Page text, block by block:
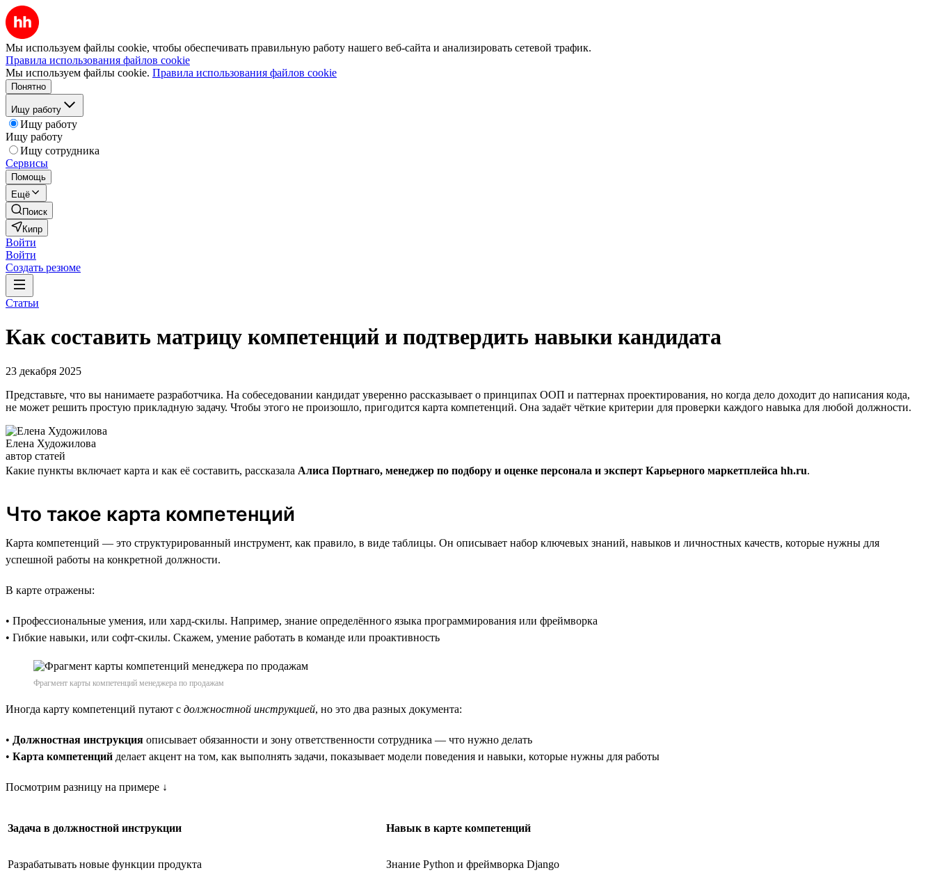
Мы используем файлы cookie, чтобы обеспечивать правильную работу нашего веб-сайта и анализировать сетевой трафик.
Правила использования файлов cookie
Мы используем файлы cookie. Правила использования файлов cookie
Понятно
Ищу работу
Ищу работу
Ищу работу
Ищу сотрудника
Сервисы
Помощь
Ещё
Поиск
Кипр
Войти
Войти
Создать резюме
Статьи
Как составить матрицу компетенций и подтвердить навыки кандидата
23 декабря 2025
Представьте, что вы нанимаете разработчика. На собеседовании кандидат уверенно рассказывает о принципах ООП и паттернах проектирования, но когда дело доходит до написания кода,
не может решить простую прикладную задачу. Чтобы этого не произошло, пригодится карта компетенций. Она задаёт чёткие критерии для проверки каждого навыка для любой должности.
Елена Художилова
автор статей
Какие пункты включает карта и как её составить, рассказала Алиса Портнаго, менеджер по подбору и оценке персонала и эксперт Карьерного маркетплейса hh.ru.
Что такое карта компетенций
Карта компетенций — это структурированный инструмент, как правило, в виде таблицы. Он описывает набор ключевых знаний, навыков и личностных качеств, которые нужны для
успешной работы на конкретной должности.
В карте отражены:
• Профессиональные умения, или хард-скилы. Например, знание определённого языка программирования или фреймворка
• Гибкие навыки, или софт-скилы. Скажем, умение работать в команде или проактивность
Фрагмент карты компетенций менеджера по продажам
Иногда карту компетенций путают с должностной инструкцией, но это два разных документа:
• Должностная инструкция описывает обязанности и зону ответственности сотрудника — что нужно делать
• Карта компетенций делает акцент на том, как выполнять задачи, показывает модели поведения и навыки, которые нужны для работы
Посмотрим разницу на примере ↓
Задача в должностной инструкции Навык в карте компетенций
Разрабатывать новые функции продукта Знание Python и фреймворка Django